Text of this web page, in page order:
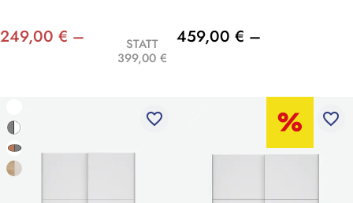
249,00 € –
STATT
399,00 €
459,00 € –
favorite_border favorite_border